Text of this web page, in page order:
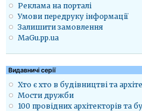
Реклама на порталі
Умови передруку інформації
Залишити замовлення
MaGu.pp.ua
Видавничі серії
Хто є хто в будівництві та
Мости дружби
100 провідних архітекторів та